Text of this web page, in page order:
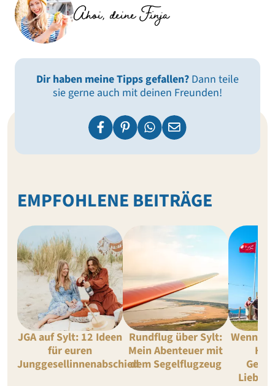
Ahoi, deine Finja
Dir haben meine Tipps gefallen? Dann teile
sie gerne auch mit deinen Freunden!
EMPFOHLENE BEITRÄGE
JGA auf Sylt: 12 Ideen
für euren
Junggesellinnenabschied
Rundflug über Sylt:
Mein Abenteuer mit
dem Segelflugzeug